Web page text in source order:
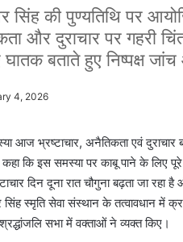
सिंह की पुण्यतिथि पर
और दुराचार पर गहरी
बताते हुए निष्पक्ष
4, 2026
आज भ्रष्टाचार, अनैतिकता एवं
कहा कि इस समस्या पर काबू पाने के लिए
दिन दूना रात चौगुना बढ़ता जा रहा
सिंह स्मृति सेवा संस्थान के तत्वावधान में
सभा में वक्ताओं ने व्यक्त किए।